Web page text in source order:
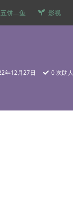
五饼二鱼 影视
年12月27日 0 次助人